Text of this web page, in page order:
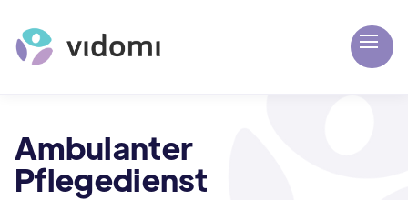
Ambulanter
Pflegedienst